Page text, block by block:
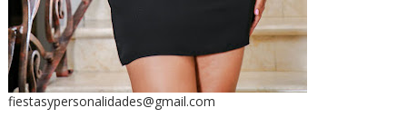
fiestasypersonalidades@gmail.com